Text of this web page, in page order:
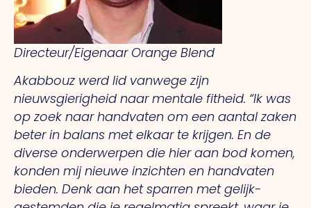
Directeur/Eigenaar Orange Blend
Akabbouz werd lid vanwege zijn
nieuwsgierigheid naar mentale fitheid. “Ik was
op zoek naar handvaten om een aantal zaken
beter in balans met elkaar te krijgen. En de
diverse onderwerpen die hier aan bod komen,
konden mij nieuwe inzichten en handvaten
bieden. Denk aan het sparren met gelijk-